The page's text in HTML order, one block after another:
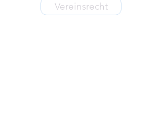
Vereinsrecht